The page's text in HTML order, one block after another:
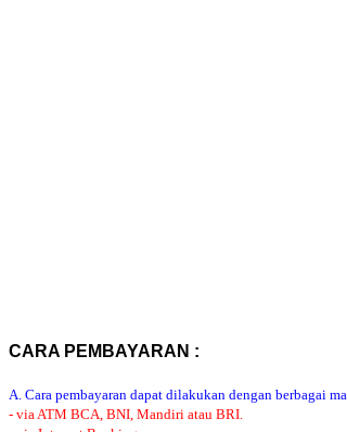
CARA PEMBAYARAN :
A. Cara pembayaran dapat dilakukan dengan berbagai
- via ATM BCA, BNI, Mandiri atau BRI.